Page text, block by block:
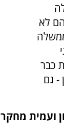
לא
כבר
- גם
ועמית